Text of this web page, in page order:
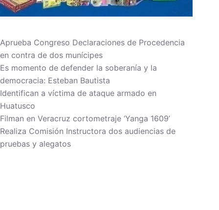
Aprueba Congreso Declaraciones de Procedencia
en contra de dos munícipes
Es momento de defender la soberanía y la
democracia: Esteban Bautista
Identifican a víctima de ataque armado en
Huatusco
Filman en Veracruz cortometraje ‘Yanga 1609’
Realiza Comisión Instructora dos audiencias de
pruebas y alegatos